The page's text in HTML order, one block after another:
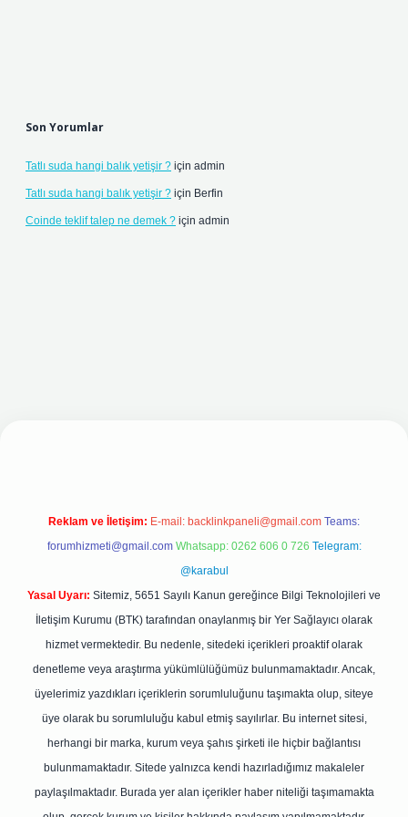
Son Yorumlar
Tatlı suda hangi balık yetişir ? için admin
Tatlı suda hangi balık yetişir ? için Berfin
Coinde teklif talep ne demek ? için admin
Reklam ve İletişim: E-mail: backlinkpaneli@gmail.com Teams:
forumhizmeti@gmail.com Whatsapp: 0262 606 0 726 Telegram:
@karabul
Yasal Uyarı: Sitemiz, 5651 Sayılı Kanun gereğince Bilgi Teknolojileri ve
İletişim Kurumu (BTK) tarafından onaylanmış bir Yer Sağlayıcı olarak
hizmet vermektedir. Bu nedenle, sitedeki içerikleri proaktif olarak
denetleme veya araştırma yükümlülüğümüz bulunmamaktadır. Ancak,
üyelerimiz yazdıkları içeriklerin sorumluluğunu taşımakta olup, siteye
üye olarak bu sorumluluğu kabul etmiş sayılırlar. Bu internet sitesi,
herhangi bir marka, kurum veya şahıs şirketi ile hiçbir bağlantısı
bulunmamaktadır. Sitede yalnızca kendi hazırladığımız makaleler
paylaşılmaktadır. Burada yer alan içerikler haber niteliği taşımamakta